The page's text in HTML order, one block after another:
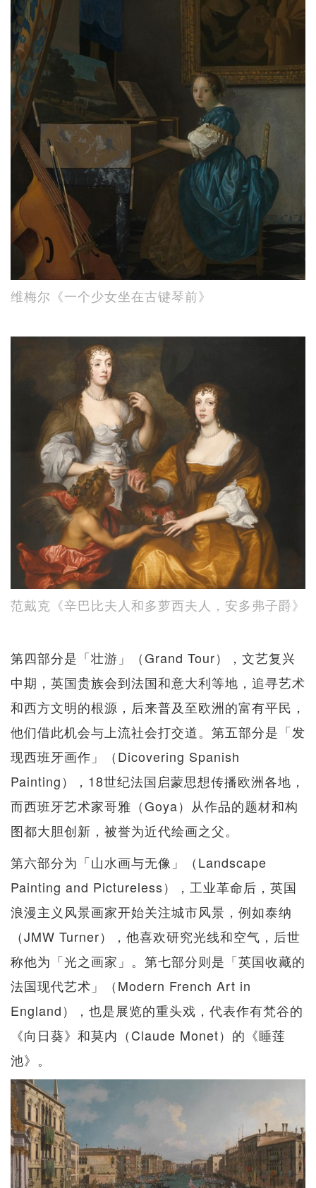
维梅尔《一个少女坐在古键琴前》
范戴克《辛巴比夫人和多萝西夫人，安多弗子爵》
第四部分是「壮游」（Grand Tour），文艺复兴
中期，英国贵族会到法国和意大利等地，追寻艺术
和西方文明的根源，后来普及至欧洲的富有平民，
他们借此机会与上流社会打交道。第五部分是「发
现西班牙画作」（Dicovering Spanish
Painting），18世纪法国启蒙思想传播欧洲各地，
而西班牙艺术家哥雅（Goya）从作品的题材和构
图都大胆创新，被誉为近代绘画之父。
第六部分为「山水画与无像」（Landscape
Painting and Pictureless），工业革命后，英国
浪漫主义风景画家开始关注城市风景，例如泰纳
（JMW Turner），他喜欢研究光线和空气，后世
称他为「光之画家」。第七部分则是「英国收藏的
法国现代艺术」（Modern French Art in
England），也是展览的重头戏，代表作有梵谷的
《向日葵》和莫内（Claude Monet）的《睡莲
池》。